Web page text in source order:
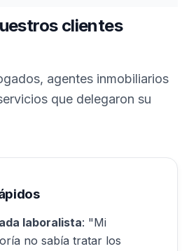
clientes
agentes inmobiliarios
que delegaron su
laboralista: "Mi
no sabía tratar los